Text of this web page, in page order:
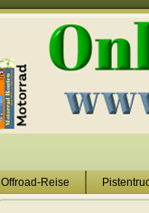
Offroad-Reise